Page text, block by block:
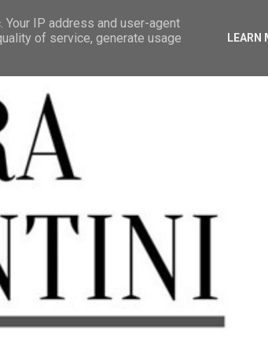
IP address and user-agent
of service, generate usage
LEARN